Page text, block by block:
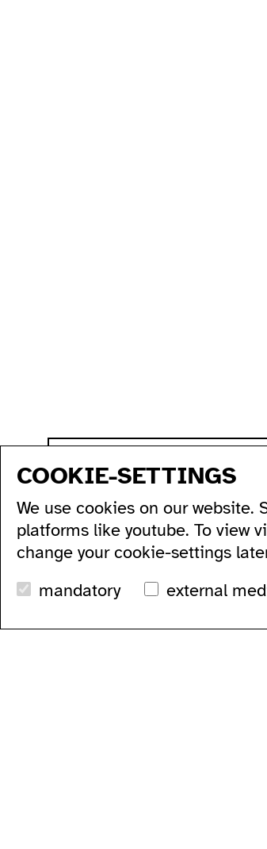
all...
series...
festivals...
archive...
search
residencies...
podcasts...
videos...
workshops...
COOKIE-SETTINGS
We use cookies on our
platforms like youtube. To view
change your cookie-settings
mandatory
external